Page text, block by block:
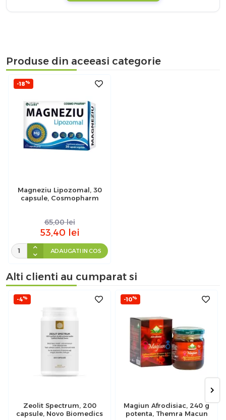
Produse din aceeasi categorie
-18%
Magneziu Lipozomal, 30
capsule, Cosmopharm
65,00 lei
53,40 lei
ADAUGATI IN COS
Alti clienti au cumparat si
-4%
Zeolit Spectrum, 200
capsule, Novo Biomedics
-10%
Magiun Afrodisiac, 240 g
potenta, Themra Macun